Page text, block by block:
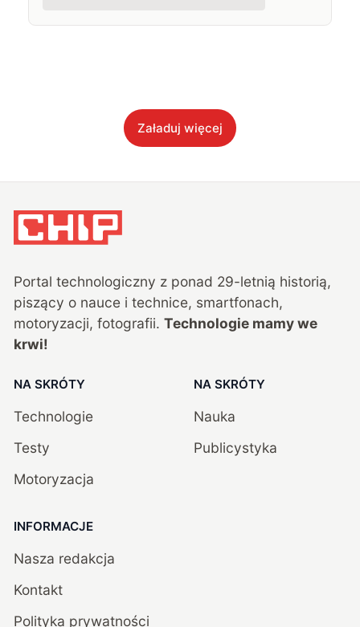
Załaduj więcej
Portal technologiczny z ponad 29-letnią historią,
piszący o nauce i technice, smartfonach,
motoryzacji, fotografii. Technologie mamy we
krwi!
NA SKRÓTY
Technologie
Testy
Motoryzacja
NA SKRÓTY
Nauka
Publicystyka
INFORMACJE
Nasza redakcja
Kontakt
Polityka prywatności